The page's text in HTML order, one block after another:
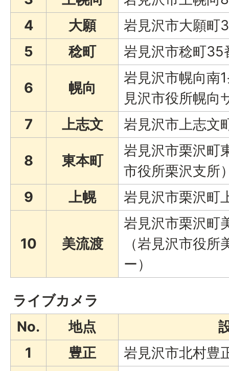
4
大願
岩見沢市大願町
5
稔町 岩見沢市稔町35
6 幌向
岩見沢市幌向南
見沢市役所幌向
7
上志文 岩見沢市上志文
8 東本町
岩見沢市栗沢町
市役所栗沢支所
9
上幌 岩見沢市栗沢町
10 美流渡
岩見沢市栗沢町
（岩見沢市役
ー）
ライブカメラ
No.
地点
1
豊正
岩見沢市北村豊